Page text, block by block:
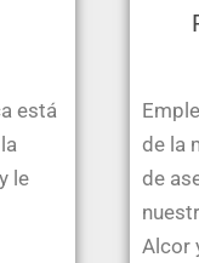
está
le
de la
de
Alcor